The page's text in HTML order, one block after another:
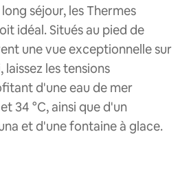
séjour, les Thermes
idéal. Situés au pied de
une vue exceptionnelle sur
les tensions
d'une eau de mer
34 °C, ainsi que d'un
et d'une fontaine à glace.